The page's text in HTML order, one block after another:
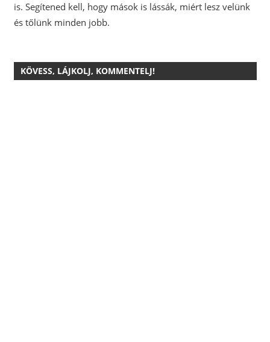
is. Segítened kell, hogy mások is lássák, miért lesz velünk
és tőlünk minden jobb.
KÖVESS, LÁJKOLJ, KOMMENTELJ!